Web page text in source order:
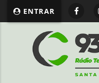
ENTRAR